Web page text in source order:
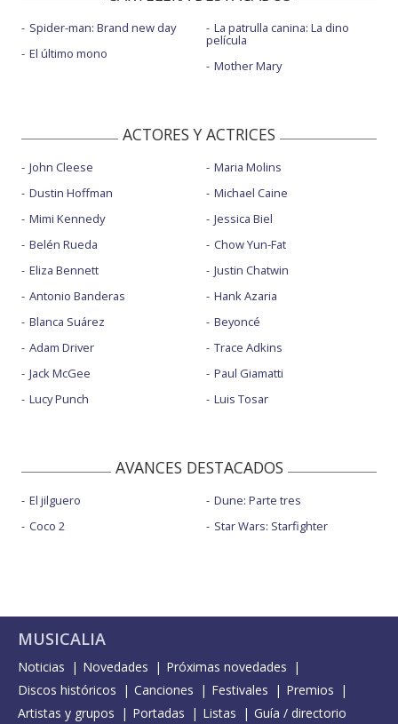
Spider-man: Brand new day
El último mono
La patrulla canina: La dino
película
Mother Mary
ACTORES Y ACTRICES
John Cleese
Dustin Hoffman
Mimi Kennedy
Belén Rueda
Eliza Bennett
Antonio Banderas
Blanca Suárez
Adam Driver
Jack McGee
Lucy Punch
Maria Molins
Michael Caine
Jessica Biel
Chow Yun-Fat
Justin Chatwin
Hank Azaria
Beyoncé
Trace Adkins
Paul Giamatti
Luis Tosar
AVANCES DESTACADOS
El jilguero
Coco 2
Dune: Parte tres
Star Wars: Starfighter
MUSICALIA
Noticias Novedades
Próximas novedades
Discos históricos
Canciones Festivales
Premios
Artistas y grupos
Portadas Listas Guía / directorio